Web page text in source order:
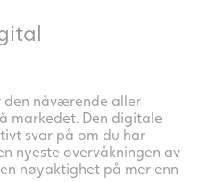
den nåværende aller
markedet. Den digitale
svar på om du har
nyeste overvåkningen av
nøyaktighet på mer enn